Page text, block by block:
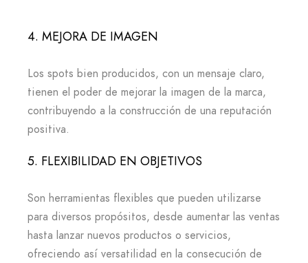
4. MEJORA DE IMAGEN
Los spots bien producidos, con un mensaje claro,
tienen el poder de mejorar la imagen de la marca,
contribuyendo a la construcción de una reputación
positiva.
5. FLEXIBILIDAD EN OBJETIVOS
Son herramientas flexibles que pueden utilizarse
para diversos propósitos, desde aumentar las ventas
hasta lanzar nuevos productos o servicios,
ofreciendo así versatilidad en la consecución de